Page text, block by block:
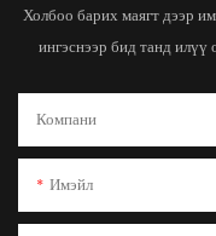
Холбоо барих маягт дээр
ингэснээр бид танд
Компани
Имэйл